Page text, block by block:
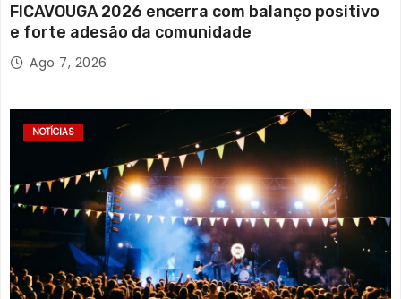
FICAVOUGA 2026 encerra com balanço positivo
e forte adesão da comunidade
Ago 7, 2026
NOTÍCIAS